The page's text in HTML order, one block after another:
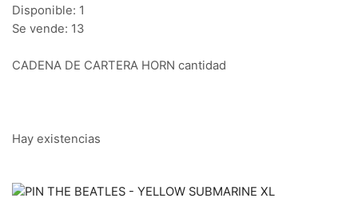
Disponible: 1
Se vende: 13
CADENA DE CARTERA HORN cantidad
Hay existencias